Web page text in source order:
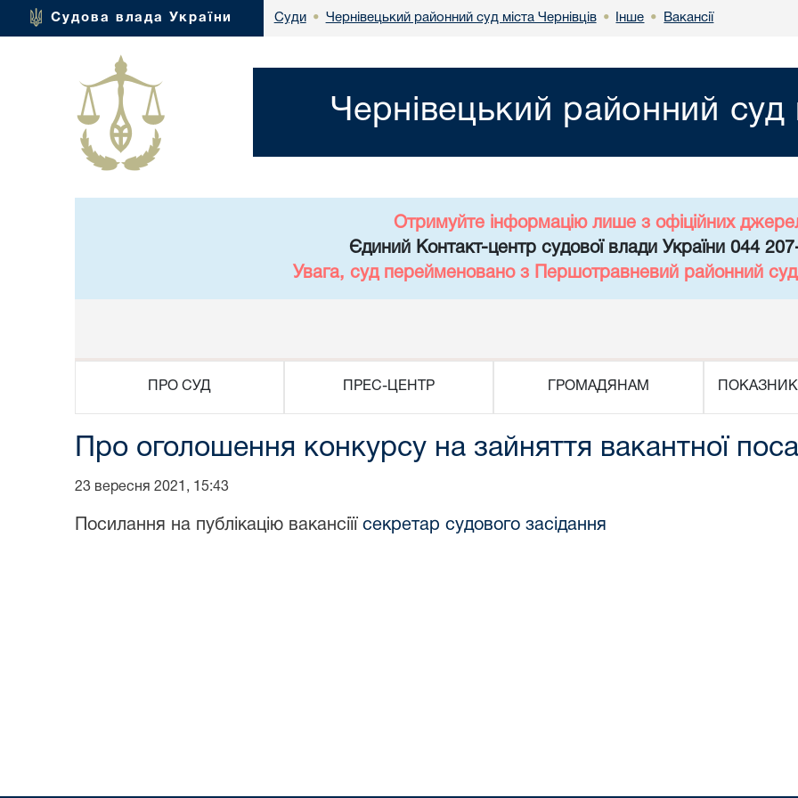
Судова влада України Суди • Чернівецький районний суд міста Чернівців • Інше • Вакансії
Чернівецький районний суд
Отримуйте інформацію лише з офіційних
Єдиний Контакт-центр судової влади України 044
Увага, суд перейменовано з Першотравневий районний суд
ПРО СУД ПРЕС-ЦЕНТР ГРОМАДЯНАМ
Про оголошення конкурсу на зайняття вакантної
23 вересня 2021, 15:43
Посилання на публікацію вакансіїї секретар судового засідання